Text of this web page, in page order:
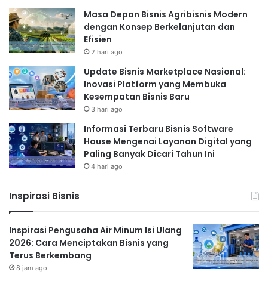
Masa Depan Bisnis Agribisnis Modern
dengan Konsep Berkelanjutan dan
Efisien
2 hari ago
Update Bisnis Marketplace Nasional:
Inovasi Platform yang Membuka
Kesempatan Bisnis Baru
3 hari ago
Informasi Terbaru Bisnis Software
House Mengenai Layanan Digital yang
Paling Banyak Dicari Tahun Ini
4 hari ago
Inspirasi Bisnis
Inspirasi Pengusaha Air Minum Isi Ulang
2026: Cara Menciptakan Bisnis yang
Terus Berkembang
8 jam ago